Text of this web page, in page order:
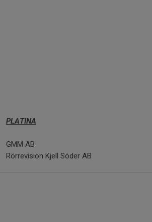
PLATINA
GMM AB
Rörrevision Kjell Söder AB